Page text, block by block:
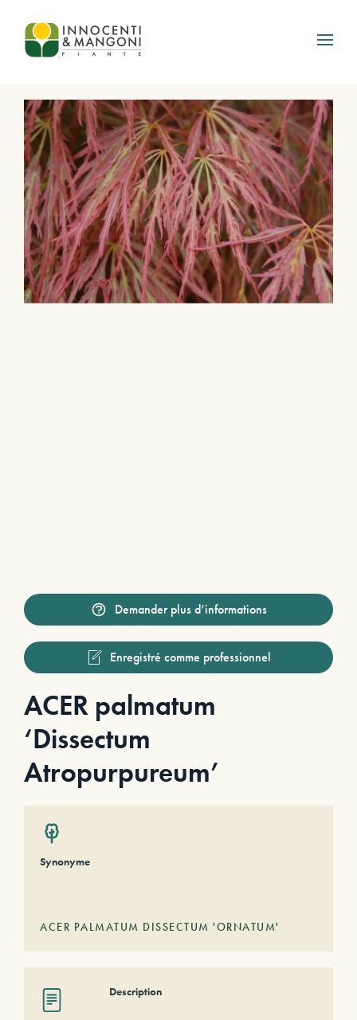
Skip to main content
Demander plus d’informations
Enregistré comme professionnel
ACER palmatum
‘Dissectum
Atropurpureum’
Synonyme
ACER PALMATUM DISSECTUM 'ORNATUM'
Description